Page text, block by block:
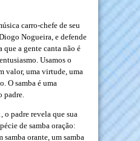
carro-chefe de seu
Nogueira, e defende
que a gente canta não é
Usamos o
valor, uma virtude, uma
O samba é uma
padre.
o padre revela que sua
de samba oração:
orante, um samba